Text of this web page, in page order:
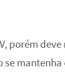
porém